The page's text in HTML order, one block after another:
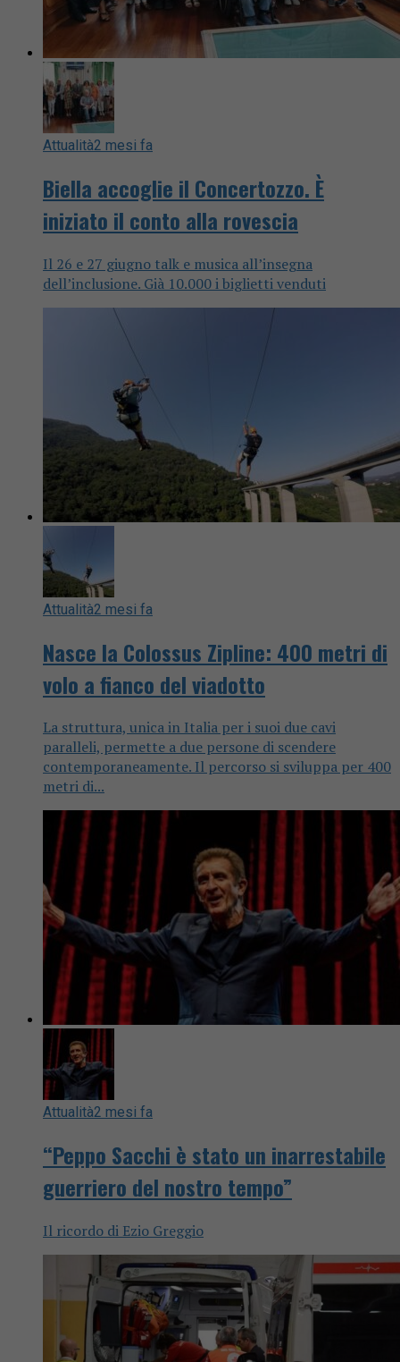
Attualità2 mesi fa
Biella accoglie il Concertozzo. È
iniziato il conto alla rovescia
Il 26 e 27 giugno talk e musica all’insegna
dell’inclusione. Già 10.000 i biglietti venduti
Attualità2 mesi fa
Nasce la Colossus Zipline: 400 metri di
volo a fianco del viadotto
La struttura, unica in Italia per i suoi due cavi
paralleli, permette a due persone di scendere
contemporaneamente. Il percorso si sviluppa per 400
metri di...
Attualità2 mesi fa
“Peppo Sacchi è stato un inarrestabile
guerriero del nostro tempo”
Il ricordo di Ezio Greggio